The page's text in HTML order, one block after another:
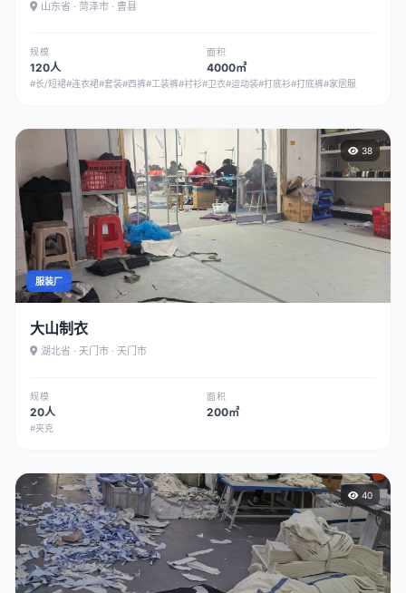
山东省 · 菏泽市 · 曹县
规模
120人
面积
4000㎡
#长/短裙#连衣裙#套装#西裤#工装裤#衬衫#卫衣#运动装#打底衫#打底裤#家居服
38
服装厂
大山制衣
湖北省 · 天门市 · 天门市
规模
20人
面积
200㎡
#夹克
40